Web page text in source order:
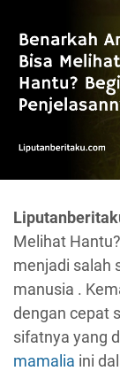
Melihat
menjadi salah
manusia .
dengan cepat
sifatnya yang
mamalia ini